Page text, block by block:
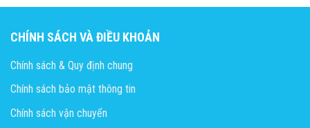
CHÍNH SÁCH VÀ ĐIỀU KHOẢN
Chính sách & Quy định chung
Chính sách bảo mật thông tin
Chính sách vận chuyển